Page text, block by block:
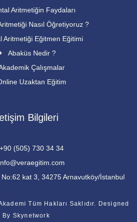
Aritmetiğin Faydaları
Nasıl Öğretiyoruz ?
Aritmetiği Eğitmen Eğitimi
Abaküs Nedir ?
Çalışmalar
Uzaktan Eğitim
Bilgileri
+90 (505) 730 34 34
kat 3, 34275 Arnavutköy/İstanbul
Tüm Hakları Saklıdır. Designed
By Skynetwork